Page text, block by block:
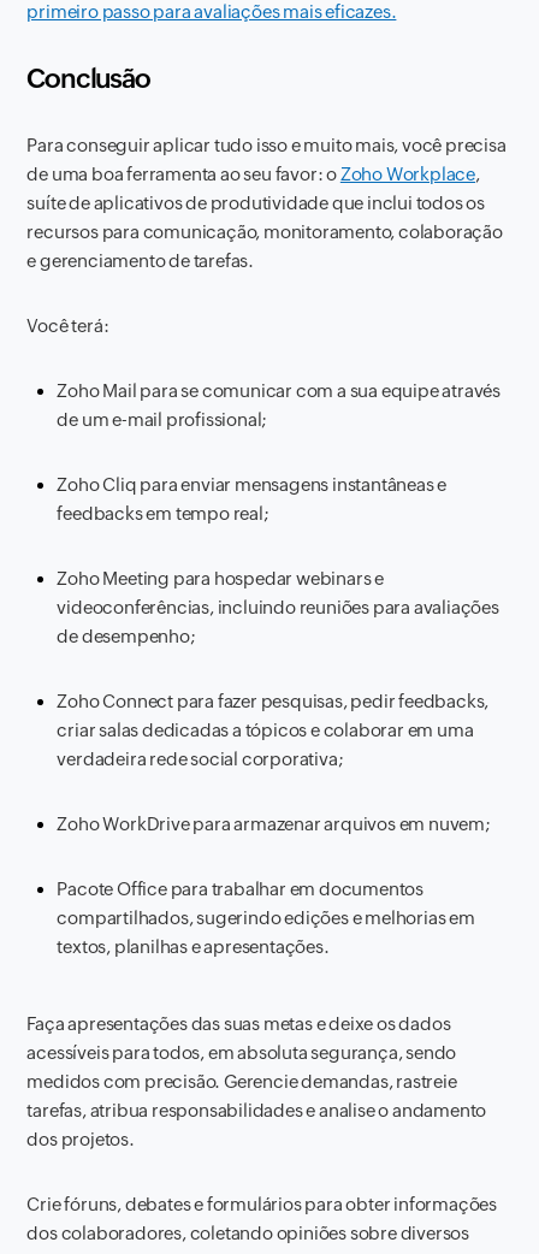
primeiro passo para avaliações mais eficazes.
Conclusão
Para conseguir aplicar tudo isso e muito mais, você precisa
de uma boa ferramenta ao seu favor: o Zoho Workplace,
suíte de aplicativos de produtividade que inclui todos os
recursos para comunicação, monitoramento, colaboração
e gerenciamento de tarefas.
Você terá:
Zoho Mail para se comunicar com a sua equipe através
de um e-mail profissional;
Zoho Cliq para enviar mensagens instantâneas e
feedbacks em tempo real;
Zoho Meeting para hospedar webinars e
videoconferências, incluindo reuniões para avaliações
de desempenho;
Zoho Connect para fazer pesquisas, pedir feedbacks,
criar salas dedicadas a tópicos e colaborar em uma
verdadeira rede social corporativa;
Zoho WorkDrive para armazenar arquivos em nuvem;
Pacote Office para trabalhar em documentos
compartilhados, sugerindo edições e melhorias em
textos, planilhas e apresentações.
Faça apresentações das suas metas e deixe os dados
acessíveis para todos, em absoluta segurança, sendo
medidos com precisão. Gerencie demandas, rastreie
tarefas, atribua responsabilidades e analise o andamento
dos projetos.
Crie fóruns, debates e formulários para obter informações
dos colaboradores, coletando opiniões sobre diversos